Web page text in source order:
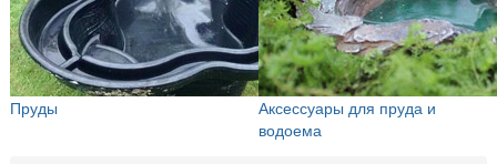
Пруды
Аксессуары для пруда и
водоема